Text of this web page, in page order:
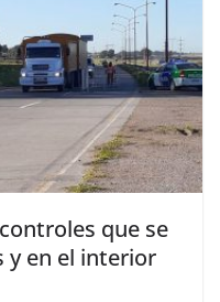
que se
y en el interior